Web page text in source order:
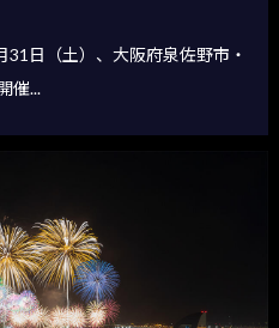
日（土）、大阪府泉佐野市・
催...